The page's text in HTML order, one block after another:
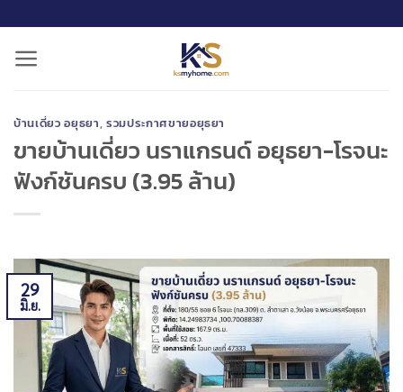
บ้านเดี่ยว อยุธยา, รวมประกาศขายอยุธยา
ขายบ้านเดี่ยว นราแกรนด์ อยุธยา-โรจนะ
ฟังก์ชันครบ (3.95 ล้าน)
29
มิ.ย.